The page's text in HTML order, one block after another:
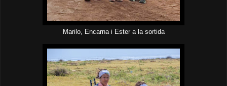
Marilo, Encarna i Ester a la sortida